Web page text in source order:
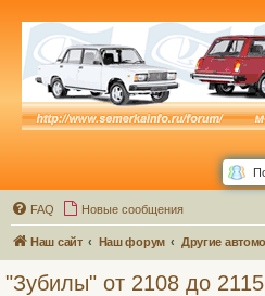
FAQ Новые сообщения
Наш сайт Наш форум
"Зубилы" от 2108 до 2115